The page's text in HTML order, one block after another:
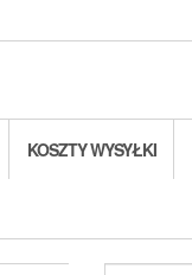
KOSZTY WYSYŁKI